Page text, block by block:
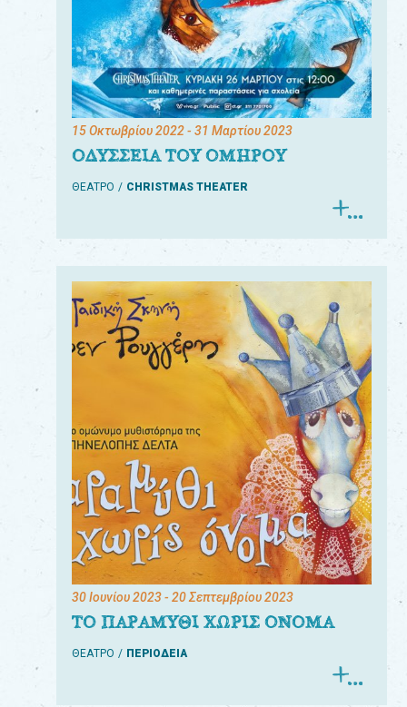
15 Οκτωβρίου 2022- 31 Μαρτίου 2023
ΟΔΥΣΣΕΙΑ ΤΟΥ ΟΜΗΡΟΥ
ΘΕΑΤΡΟ CHRISTMAS THEATER
30 Ιουνίου 2023- 20 Σεπτεμβρίου 2023
ΤΟ ΠΑΡΑΜΥΘΙ ΧΩΡΙΣ ΟΝΟΜΑ
ΘΕΑΤΡΟ ΠΕΡΙΟΔΕΙΑ